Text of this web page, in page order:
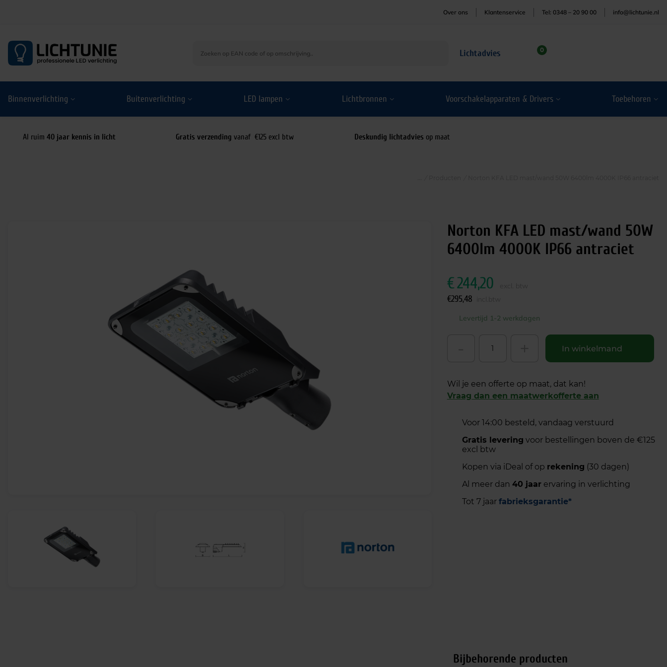
Over ons Klantenservice Tel: 0348 – 20 90 00 info@lichtunie.nl
Lichtadvies 0
Binnenverlichting Buitenverlichting LED lampen Lichtbronnen Voorschakelapparaten & Drivers Toebehoren
Al ruim 40 jaar kennis in licht Gratis verzending vanaf €125 excl btw Deskundig lichtadvies op maat
Norton KFA LED mast/wand 50W
6400lm 4000K IP66 antraciet
€244,20
€295,48
Levertijd 1-2 werkdagen
In winkelmand
Wil je een offerte op maat, dat kan!
Vraag dan een maatwerkofferte aan
Voor 14:00 besteld, vandaag verstuurd
Gratis levering voor bestellingen boven de €125
excl btw
Kopen via iDeal of op rekening (30 dagen)
Al meer dan 40 jaarervaring in verlichting
Tot 7 jaar fabrieksgarantie*
Bijbehorende producten